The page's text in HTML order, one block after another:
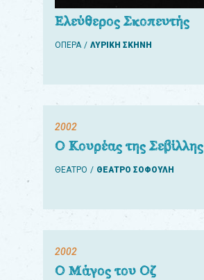
Ελεύθερος Σκοπευτής
ΟΠΕΡΑ ΛΥΡΙΚΗ ΣΚΗΝΗ
2002
Ο Κουρέας της Σεβίλλης
ΘΕΑΤΡΟ ΘΕΑΤΡΟ ΣΟΦΟΥΛΗ
2002
Ο Μάγος του Οζ